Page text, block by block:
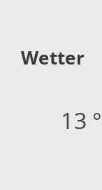
Wetter
13